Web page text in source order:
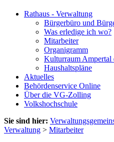
Rathaus - Verwaltung
Bürgerbüro und
Was erledige ich wo?
Mitarbeiter
Organigramm
Kulturraum Ampertal
Haushaltspläne
Aktuelles
Behördenservice Online
Über die VG-Zolling
Volkshochschule
Sie sind hier:
Verwaltung > Mitarbeiter